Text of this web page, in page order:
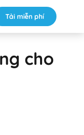
Tải miễn phí
cho